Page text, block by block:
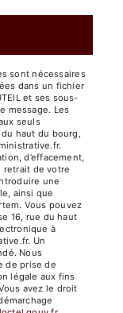
sont nécessaires
dans un fichier
et ses sous-
message. Les
seuls
du haut du bourg,
d’effacement,
retrait de votre
une
ainsi que
Vous pouvez
16, rue du haut
à
Un
Nous
de prise de
légale aux fins
avez le droit